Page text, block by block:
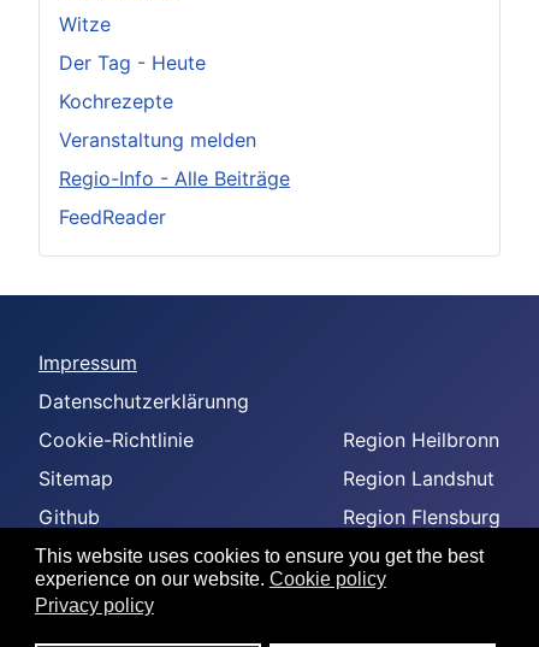
This website uses cookies to ensure you get the best
experience on our website. Cookie policy
Privacy policy
Witze
Der Tag - Heute
Kochrezepte
Veranstaltung melden
Regio-Info - Alle Beiträge
FeedReader
Impressum
Datenschutzerklärunng
Cookie-Richtlinie
Sitemap
Github
-
--
Region Heilbronn
Region Landshut
Region Flensburg
Region Amberg